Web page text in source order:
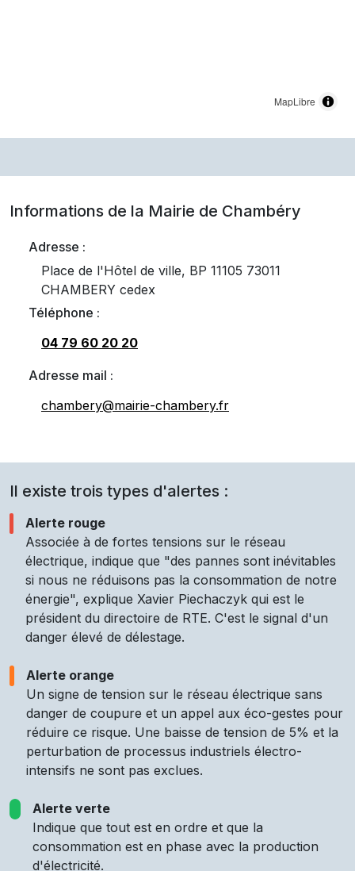
MapLibre
Informations de la Mairie de Chambéry
Adresse :
Place de l'Hôtel de ville, BP 11105 73011
CHAMBERY cedex
Téléphone :
04 79 60 20 20
Adresse mail :
chambery@mairie-chambery.fr
Il existe trois types d'alertes :
Alerte rouge
Associée à de fortes tensions sur le réseau
électrique, indique que "des pannes sont inévitables
si nous ne réduisons pas la consommation de notre
énergie", explique Xavier Piechaczyk qui est le
président du directoire de RTE. C'est le signal d'un
danger élevé de délestage.
Alerte orange
Un signe de tension sur le réseau électrique sans
danger de coupure et un appel aux éco-gestes pour
réduire ce risque. Une baisse de tension de 5% et la
perturbation de processus industriels électro-
intensifs ne sont pas exclues.
Alerte verte
Indique que tout est en ordre et que la
consommation est en phase avec la production
d'électricité.